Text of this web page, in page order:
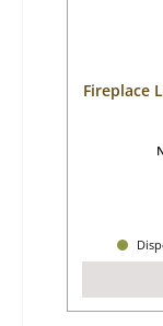
Fireplace